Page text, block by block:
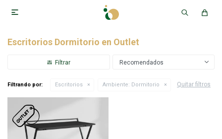

Escritorios Dormitorio en Outlet
Recomendados
Filtrando por: Escritorios Ambiente: Dormitorio Quitar filtros